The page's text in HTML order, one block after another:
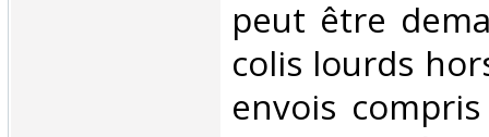
peut être
colis lourds
envois